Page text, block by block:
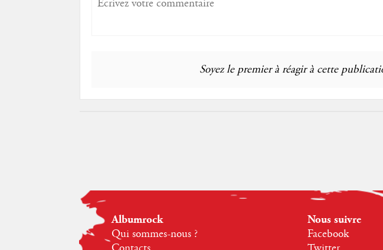
Soyez le premier à réagir à cette
Albumrock
Qui sommes-nous ?
Nous suivre
Facebook